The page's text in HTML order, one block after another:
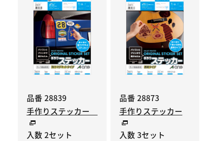
品番 28839
手作りステッカー
入数 2セット
品番 28873
手作りステッカー
入数 3セット